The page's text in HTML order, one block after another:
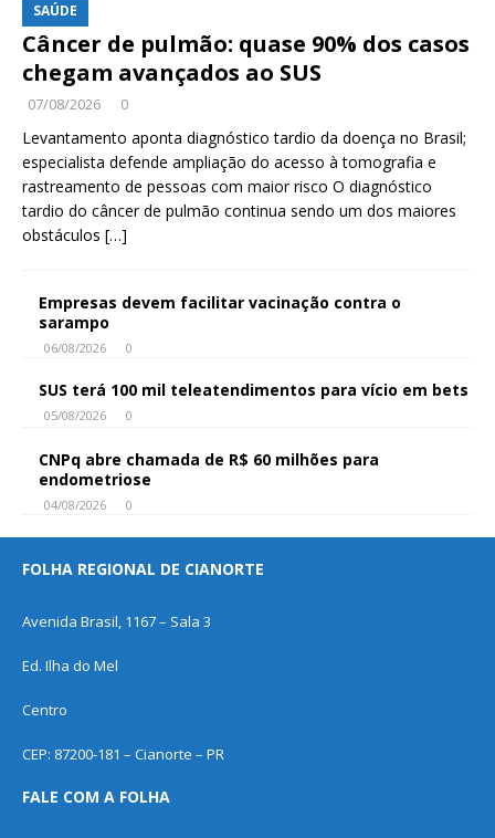
SAÚDE
Câncer de pulmão: quase 90% dos casos
chegam avançados ao SUS
07/08/2026 0
Levantamento aponta diagnóstico tardio da doença no Brasil;
especialista defende ampliação do acesso à tomografia e
rastreamento de pessoas com maior risco O diagnóstico
tardio do câncer de pulmão continua sendo um dos maiores
obstáculos […]
Empresas devem facilitar vacinação contra o
sarampo
06/08/2026 0
SUS terá 100 mil teleatendimentos para vício em bets
05/08/2026 0
CNPq abre chamada de R$ 60 milhões para
endometriose
04/08/2026 0
FOLHA REGIONAL DE CIANORTE
Avenida Brasil, 1167 – Sala 3
Ed. Ilha do Mel
Centro
CEP: 87200-181 – Cianorte – PR
FALE COM A FOLHA